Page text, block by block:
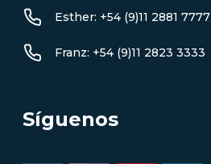
Esther: +54 (9)11 2881 7777
Franz: +54 (9)11 2823 3333
Síguenos